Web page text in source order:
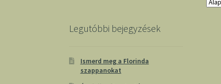
Legutóbbi bejegyzések
Ismerd meg a Florinda
szappanokat